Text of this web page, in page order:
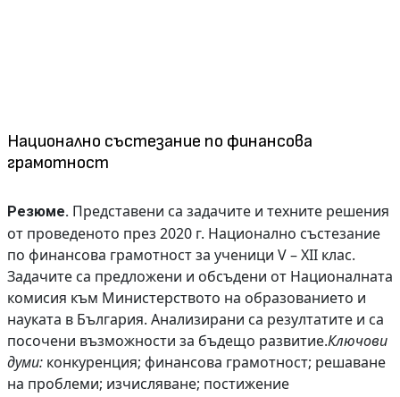
Национално състезание по финансова
грамотност
Резюме.Представени са задачите и техните решения
от проведеното през 2020 г. Национално състезание
по финансова грамотност за ученици V – XII клас.
Задачите са предложени и обсъдени от Националната
комисия към Министерството на образованието и
науката в България. Анализирани са резултатите и са
посочени възможности за бъдещо развитие.Ключови
думи:конкуренция; финансова грамотност; решаване
на проблеми; изчисляване; постижение